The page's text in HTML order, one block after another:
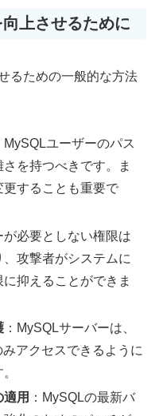
上させるために
るための一般的な方法
MySQLユーザーのパス
を持つべきです。ま
することも重要で
が必要としない権限は
攻撃者がシステムに
抑えることができま
：MySQLサーバーは、
アクセスできるように
用 ：MySQLの最新バ